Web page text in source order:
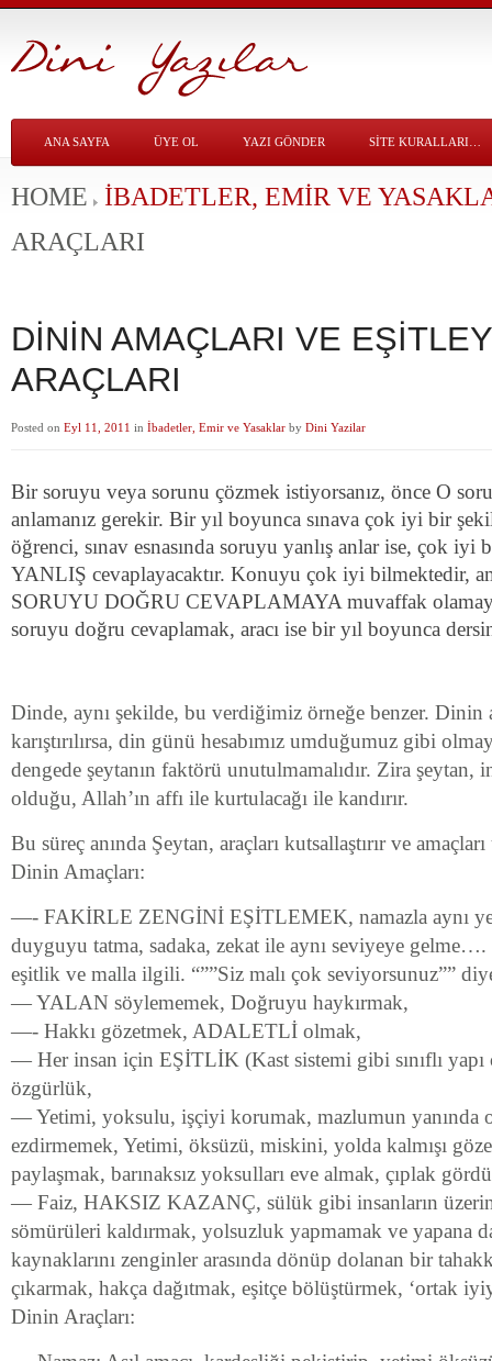
ANA SAYFA ÜYE OL YAZI GÖNDER SITE KURALLARI…
HOME
İBADETLER, EMIR VE
ARAÇLARI
DİNİN AMAÇLARI VE
ARAÇLARI
Posted on Eyl 11, 2011 in İbadetler, Emir ve Yasaklar by Dini Yazilar
Bir soruyu veya sorunu çözmek istiyorsanız, önce O
anlamanız gerekir. Bir yıl boyunca sınava çok iyi bir
öğrenci, sınav esnasında soruyu yanlış anlar ise, çok
YANLIŞ cevaplayacaktır. Konuyu çok iyi bilmektedir,
SORUYU DOĞRU CEVAPLAMAYA muvaffak
soruyu doğru cevaplamak, aracı ise bir yıl boyunca
Dinde, aynı şekilde, bu verdiğimiz örneğe benzer. Dinin
karıştırılırsa, din günü hesabımız umduğumuz gibi
dengede şeytanın faktörü unutulmamalıdır. Zira şeytan,
olduğu, Allah’ın affı ile kurtulacağı ile kandırır.
Bu süreç anında Şeytan, araçları kutsallaştırır ve
Dinin Amaçları:
—- FAKİRLE ZENGİNİ EŞİTLEMEK, namazla aynı
duyguyu tatma, sadaka, zekat ile aynı seviyeye gelme….
eşitlik ve malla ilgili. “””Siz malı çok seviyorsunuz””
— YALAN söylememek, Doğruyu haykırmak,
—- Hakkı gözetmek, ADALETLİ olmak,
— Her insan için EŞİTLİK (Kast sistemi gibi sınıflı
özgürlük,
— Yetimi, yoksulu, işçiyi korumak, mazlumun yanında
ezdirmemek, Yetimi, öksüzü, miskini, yolda kalmışı
paylaşmak, barınaksız yoksulları eve almak, çıplak
— Faiz, HAKSIZ KAZANÇ, sülük gibi insanların
sömürüleri kaldırmak, yolsuzluk yapmamak ve yapana
kaynaklarını zenginler arasında dönüp dolanan bir
çıkarmak, hakça dağıtmak, eşitçe bölüştürmek, ‘ortak
Dinin Araçları: